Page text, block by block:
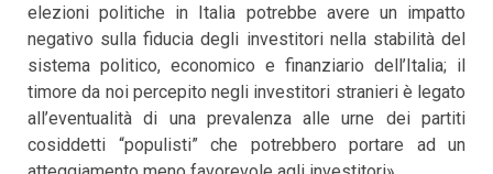
elezioni politiche in Italia potrebbe avere un impatto
negativo sulla fiducia degli investitori nella stabilità del
sistema politico, economico e finanziario dell’Italia; il
timore da noi percepito negli investitori stranieri è legato
all’eventualità di una prevalenza alle urne dei partiti
cosiddetti “populisti” che potrebbero portare ad un